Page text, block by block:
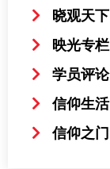
晓观天下
映光专栏
学员评论
信仰生活
信仰之门